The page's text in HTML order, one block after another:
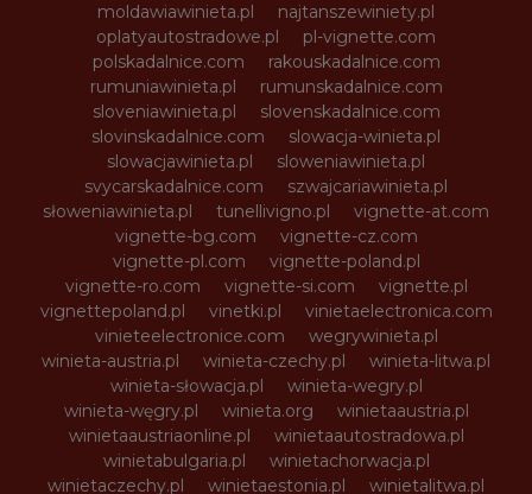
moldawiawinieta.pl
najtanszewiniety.pl
oplatyautostradowe.pl
pl-vignette.com
polskadalnice.com
rakouskadalnice.com
rumuniawinieta.pl
rumunskadalnice.com
sloveniawinieta.pl
slovenskadalnice.com
slovinskadalnice.com
slowacja-winieta.pl
slowacjawinieta.pl
sloweniawinieta.pl
svycarskadalnice.com
szwajcariawinieta.pl
słoweniawinieta.pl
tunellivigno.pl
vignette-at.com
vignette-bg.com
vignette-cz.com
vignette-pl.com
vignette-poland.pl
vignette-ro.com
vignette-si.com
vignette.pl
vignettepoland.pl
vinetki.pl
vinietaelectronica.com
vinieteelectronice.com
wegrywinieta.pl
winieta-austria.pl
winieta-czechy.pl
winieta-litwa.pl
winieta-słowacja.pl
winieta-wegry.pl
winieta-węgry.pl
winieta.org
winietaaustria.pl
winietaaustriaonline.pl
winietaautostradowa.pl
winietabulgaria.pl
winietachorwacja.pl
winietaczechy.pl
winietaestonia.pl winietalitwa.pl